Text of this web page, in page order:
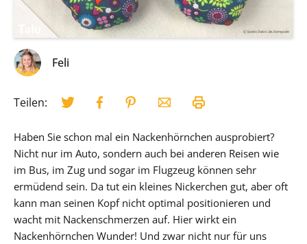
Feli
Teilen:
Haben Sie schon mal ein Nackenhörnchen ausprobiert?
Nicht nur im Auto, sondern auch bei anderen Reisen wie
im Bus, im Zug und sogar im Flugzeug können sehr
ermüdend sein. Da tut ein kleines Nickerchen gut, aber oft
kann man seinen Kopf nicht optimal positionieren und
wacht mit Nackenschmerzen auf. Hier wirkt ein
Nackenhörnchen Wunder! Und zwar nicht nur für uns